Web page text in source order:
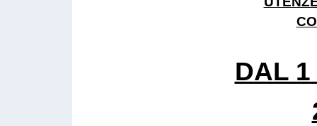
DAL